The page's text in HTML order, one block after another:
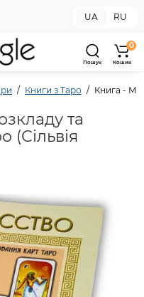
UA RU
Пошук
0
Кошик
Книги з Таро Книга -
та
(Сільвія